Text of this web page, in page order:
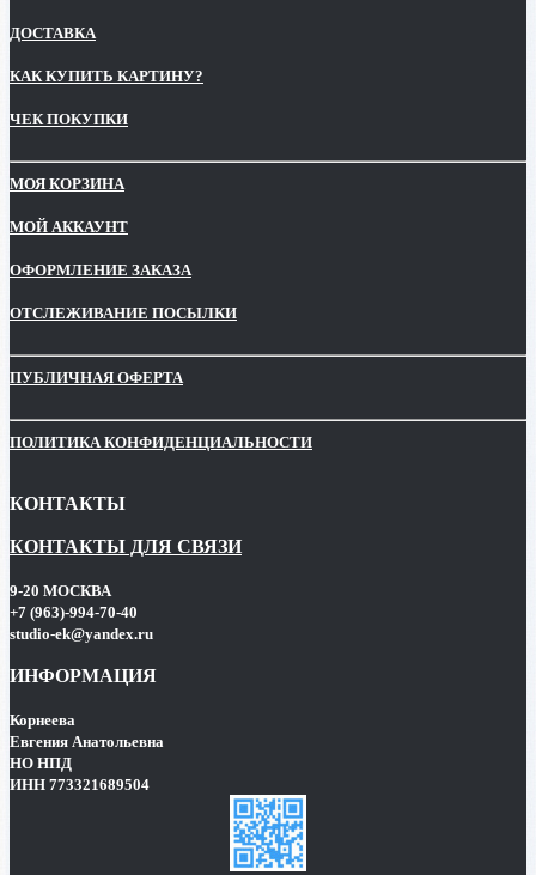
ДОСТАВКА
КАК КУПИТЬ КАРТИНУ?
ЧЕК ПОКУПКИ
МОЯ КОРЗИНА
МОЙ АККАУНТ
ОФОРМЛЕНИЕ ЗАКАЗА
ОТСЛЕЖИВАНИЕ ПОСЫЛКИ
ПУБЛИЧНАЯ ОФЕРТА
ПОЛИТИКА КОНФИДЕНЦИАЛЬНОСТИ
КОНТАКТЫ
КОНТАКТЫ ДЛЯ СВЯЗИ
9-20 МОСКВА
+7 (963)-994-70-40
studio-ek@yandex.ru
ИНФОРМАЦИЯ
Корнеева
Евгения Анатольевна
НО НПД
ИНН 773321689504